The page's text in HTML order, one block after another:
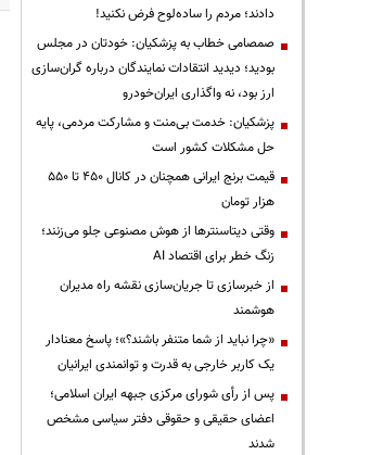
دادند؛ مردم را ساده‌لوح فرض نکنید!
صمصامی خطاب به پزشکیان: خودتان در مجلس
بودید؛ دیدید انتقادات نمایندگان درباره گران‌سازی
ارز بود، نه واگذاری ایران‌خودرو
پزشکیان: خدمت بی‌منت و مشارکت مردمی، پایه
حل مشکلات کشور است
قیمت‌ برنج ایرانی همچنان در کانال ۴۵۰ تا ۵۵۰
هزار تومان
وقتی دیتاسنترها از هوش مصنوعی جلو می‌زنند؛
زنگ خطر برای اقتصاد AI
از خبرسازی تا جریان‌سازی نقشه راه مدیران
هوشمند
«چرا نباید از شما متنفر باشند؟»؛ پاسخ معنادار
یک کاربر خارجی به قدرت و توانمندی ایرانیان
پس از رأی شورای مرکزی جبهه ایران اسلامی؛
اعضای حقیقی و حقوقی دفتر سیاسی مشخص
شدند